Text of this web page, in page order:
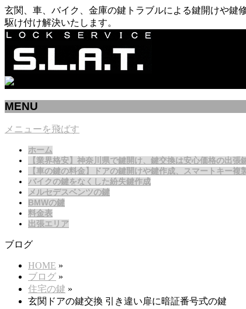
玄関、車、バイク、金庫の鍵トラブルによる鍵開けや鍵
駆け付け解決いたします。
MENU
メニューを飛ばす
ホーム
【業界格安】神奈川県で鍵開け、鍵交換は安心価格の出張
【車の鍵の料金】ドアの鍵開けや鍵作成、スマートキー複
バイクの鍵をなくした紛失鍵作成
メルセデスベンツの鍵
BMWの鍵
料金表
出張エリア
ブログ
HOME »
ブログ »
住宅の鍵 »
玄関ドアの鍵交換 引き違い扉に暗証番号式の鍵